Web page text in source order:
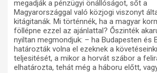
megadják a pénzügyi önállóságot, sőt a
Magyarországgal való közjogi viszonyt
kitágitanák. Mi történnék, ha a magyar
föllépne ezzel az ajánlattal? Őszinték
nyiltan megmondjuk: – ha Budapesten és
határozták volna el ezeknek a
teljesitését, a mikor a horvát szábor a
elhatározta, tehát még a háboru előtt,